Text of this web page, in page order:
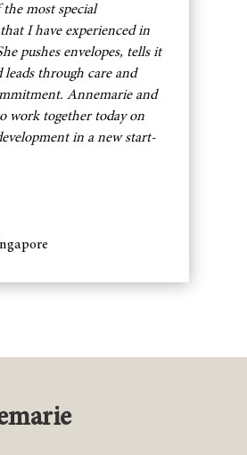
the most special
I have experienced in
pushes envelopes, tells it
through care and
Annemarie and
work together today on
in a new start-